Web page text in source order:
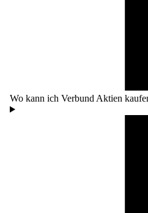
Wo kann ich Verbund Aktien